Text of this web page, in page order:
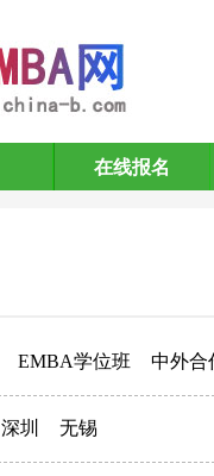
在线报名
EMBA学位班 中外合
深圳 无锡